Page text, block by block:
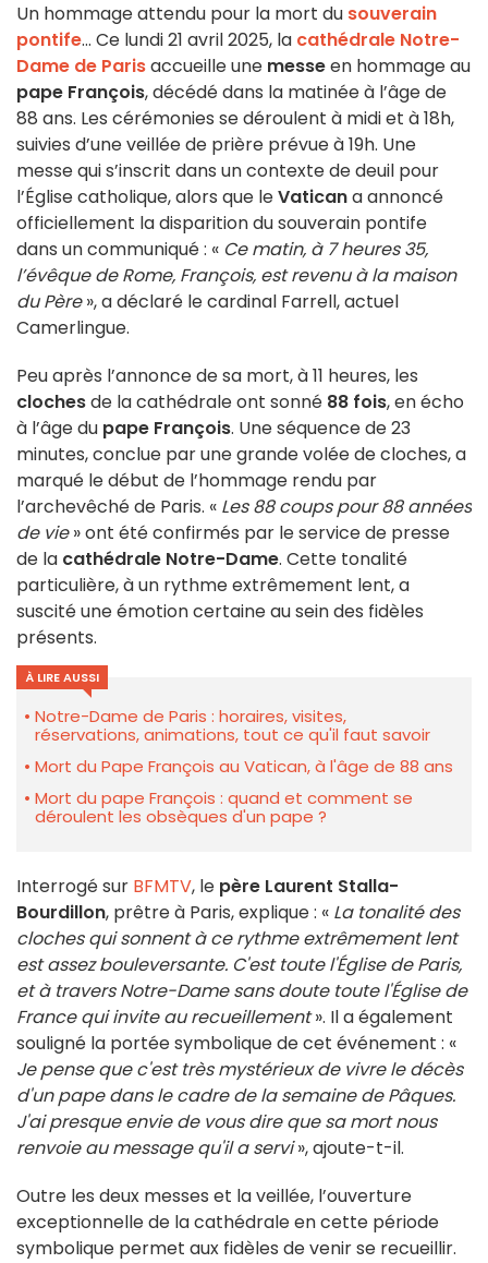
Un hommage attendu pour la mort du souverain
pontife... Ce lundi 21 avril 2025, la cathédrale Notre-
Dame de Parisaccueille une messeen hommage au
pape François, décédé dans la matinée à l’âge de
88 ans. Les cérémonies se déroulent à midi et à 18h,
suivies d’une veillée de prière prévue à 19h. Une
messe qui s’inscrit dans un contexte de deuil pour
l’Église catholique, alors que leVaticana annoncé
officiellement la disparition du souverain pontife
dans un communiqué : « Ce matin, à 7 heures 35,
l’évêque de Rome, François, est revenu à la maison
du Père», a déclaré le cardinal Farrell, actuel
Camerlingue.
Peu après l’annonce de sa mort, à 11 heures, les
clochesde la cathédrale ont sonné 88 fois, en écho
à l’âge du pape François. Une séquence de 23
minutes, conclue par une grande volée de cloches, a
marqué le début de l’hommage rendu par
l’archevêché de Paris. « Les 88 coups pour 88 années
de vie» ont été confirmés par le service de presse
de la cathédrale Notre-Dame. Cette tonalité
particulière, à un rythme extrêmement lent, a
suscité une émotion certaine au sein des fidèles
présents.
À LIRE AUSSI
Notre-Dame de Paris : horaires, visites,
réservations, animations, tout ce qu'il faut savoir
Mort du Pape François au Vatican, à l'âge de 88 ans
Mort du pape François : quand et comment se
déroulent les obsèques d'un pape ?
Interrogé sur BFMTV, le père Laurent Stalla-
Bourdillon, prêtre à Paris, explique : « La tonalité des
cloches qui sonnent à ce rythme extrêmement lent
est assez bouleversante. C'est toute l'Église de Paris,
et à travers Notre-Dame sans doute toute l'Église de
France qui invite au recueillement». Il a également
souligné la portée symbolique de cet événement : «
Je pense que c'est très mystérieux de vivre le décès
d'un pape dans le cadre de la semaine de Pâques.
J'ai presque envie de vous dire que sa mort nous
renvoie au message qu'il a servi», ajoute-t-il.
Outre les deux messes et la veillée, l’ouverture
exceptionnelle de la cathédrale en cette période
symbolique permet aux fidèles de venir se recueillir.